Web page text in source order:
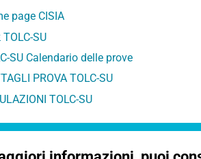
page CISIA
SU
SU Calendario delle prove
PROVA TOLC-SU
TOLC-SU